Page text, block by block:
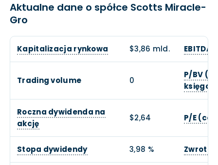
Aktualne dane o spółce Scotts Miracle-
Gro
Kapitalizacja rynkowa $3,86 mld. EBITDA
Trading volume 0
P/BV
Roczna dywidenda na
akcję
$2,64 P/E
Stopa dywidendy 3,98 % Zwrot z